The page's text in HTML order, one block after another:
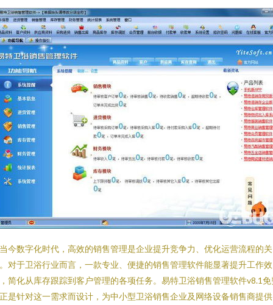
今数字化时代，高效的销售管理是企业提升竞争力、优化运营流程的关
对于卫浴行业而言，一款专业、便捷的销售管理软件能显著提升工作效
简化从库存跟踪到客户管理的各项任务。易特卫浴销售管理软件v8.1免
是针对这一需求而设计，为中小型卫浴销售企业及网络设备销售商提